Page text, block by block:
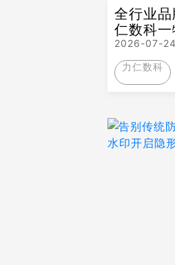
全行业
仁数科
价值
2026-07-
力仁数科